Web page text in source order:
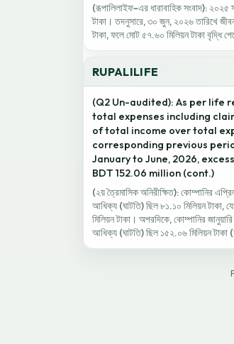
(রূপালিলাইফ-এর ধারাবাহিক সংবাদ):
টাকা। তদনুসারে, ৩০ জুন, ২০২৬ তারিখে
টাকা, ফলে মোট ৫৭.৬০ মিলিয়ন টাকা বৃদ্ধি
RUPALILIFE
(Q2 Un-audited): As per life
total expenses including
of total income over total
corresponding previous
January to June, 2026,
BDT 152.06 million (cont.)
(২য় ত্রৈমাসিক অনিরীক্ষিত): কোম্পানির
আধিক্য (ঘাটতি) ছিল ৮১.১০ মিলিয়ন
মিলিয়ন টাকা। অপরদিকে, কোম্পানির
আধিক্য (ঘাটতি) ছিল ১৫২.০৬ মিলিয়ন টাকা